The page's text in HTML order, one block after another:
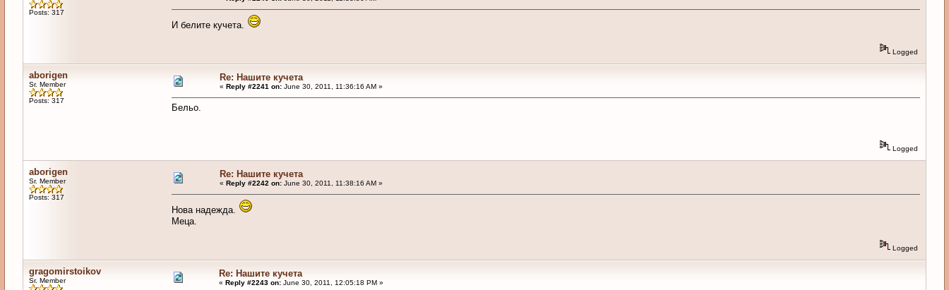
Posts: 317
И белите кучета.
Logged
aborigen
Sr. Member
Posts: 317
Re: Нашите кучета
« Reply #2241 on:June 30, 2011, 11:36:16 AM »
Бельо.
Logged
aborigen
Sr. Member
Posts: 317
Re: Нашите кучета
« Reply #2242 on:June 30, 2011, 11:38:16 AM »
Нова надежда.
Меца.
Logged
gragomirstoikov
Sr. Member
Re: Нашите кучета
« Reply #2243 on:June 30, 2011, 12:05:18 PM »